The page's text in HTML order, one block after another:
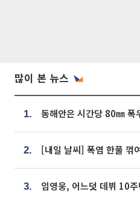
많이 본 뉴스
1.
2.
3.